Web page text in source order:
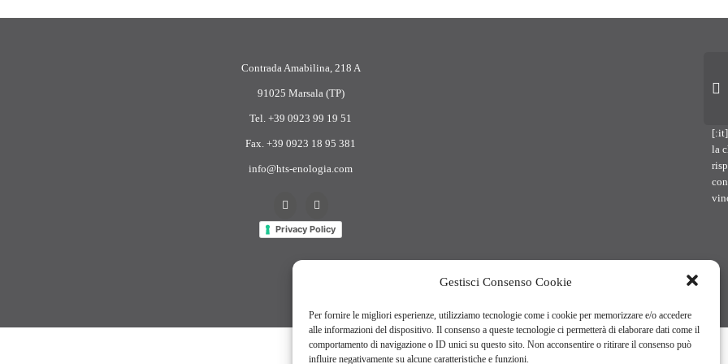
Gestisci Consenso Cookie
Per fornire le migliori esperienze, utilizziamo tecnologie come i cookie per memorizzare e/o accedere
alle informazioni del dispositivo. Il consenso a queste tecnologie ci permetterà di elaborare dati come il
comportamento di navigazione o ID unici su questo sito. Non acconsentire o ritirare il consenso può
influire negativamente su alcune caratteristiche e funzioni.
la
Contrada Amabilina, 218 A
91025 Marsala (TP)
Tel. +39 0923 99 19 51
Fax. +39 0923 18 95 381
info@hts-enologia.com
Privacy Policy